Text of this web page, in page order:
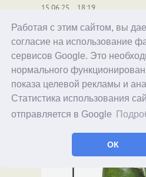
Работая с этим сайтом, вы
согласие на использование
сервисов Google. Это
нормального
показа целевой рекламы и
Статистика использования
отправляется в Google
ОК
15.06.25
18:19
Это бонсайные какие-